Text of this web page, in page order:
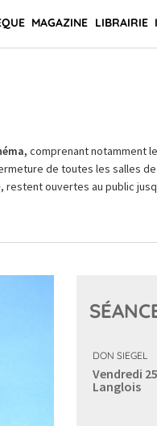
MAGAZINE LIBRAIRIE
comprenant notamment
de toutes les salles
, restent ouvertes au public
DON SIEGEL
Vendredi
Langlois